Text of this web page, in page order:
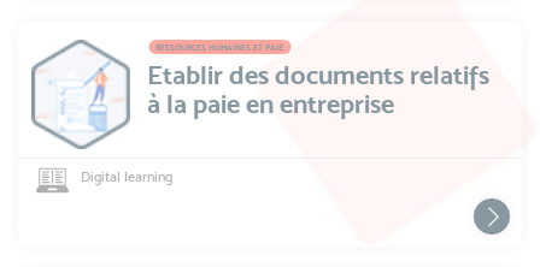
RESSOURCES HUMAINES ET PAIE
Etablir des documents relatifs
à la paie en entreprise
Digital learning